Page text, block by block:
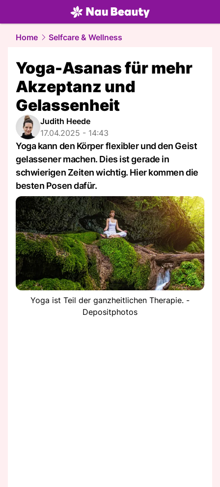
beauty.NAU.ch
Home Selfcare & Wellness
Yoga-Asanas für mehr
Akzeptanz und
Gelassenheit
Judith Heede
17.04.2025 - 14:43
Yoga kann den Körper flexibler und den Geist
gelassener machen. Dies ist gerade in
schwierigen Zeiten wichtig. Hier kommen die
besten Posen dafür.
Yoga ist Teil der ganzheitlichen Therapie. -
Depositphotos